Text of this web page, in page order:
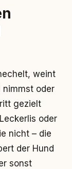
weint
nimmst oder
gezielt
oder
nicht – die
der Hund
sonst